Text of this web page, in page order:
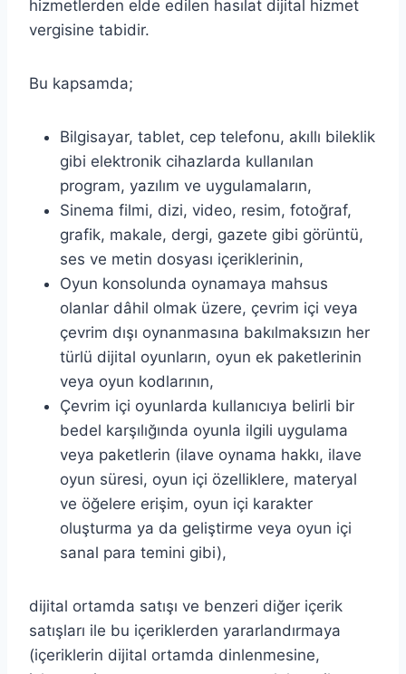
hizmetlerden elde edilen hasılat dijital hizmet
vergisine tabidir.
Bu kapsamda;
Bilgisayar, tablet, cep telefonu, akıllı bileklik
gibi elektronik cihazlarda kullanılan
program, yazılım ve uygulamaların,
Sinema filmi, dizi, video, resim, fotoğraf,
grafik, makale, dergi, gazete gibi görüntü,
ses ve metin dosyası içeriklerinin,
Oyun konsolunda oynamaya mahsus
olanlar dâhil olmak üzere, çevrim içi veya
çevrim dışı oynanmasına bakılmaksızın her
türlü dijital oyunların, oyun ek paketlerinin
veya oyun kodlarının,
Çevrim içi oyunlarda kullanıcıya belirli bir
bedel karşılığında oyunla ilgili uygulama
veya paketlerin (ilave oynama hakkı, ilave
oyun süresi, oyun içi özelliklere, materyal
ve öğelere erişim, oyun içi karakter
oluşturma ya da geliştirme veya oyun içi
sanal para temini gibi),
dijital ortamda satışı ve benzeri diğer içerik
satışları ile bu içeriklerden yararlandırmaya
(içeriklerin dijital ortamda dinlenmesine,